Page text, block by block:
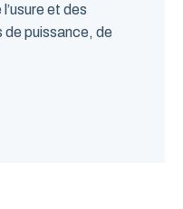
et des
puissance, de